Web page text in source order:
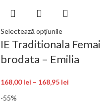
Selectează opțiunile
IE Traditionala Femai
brodata – Emilia
168,00lei – 168,95 lei
-55%